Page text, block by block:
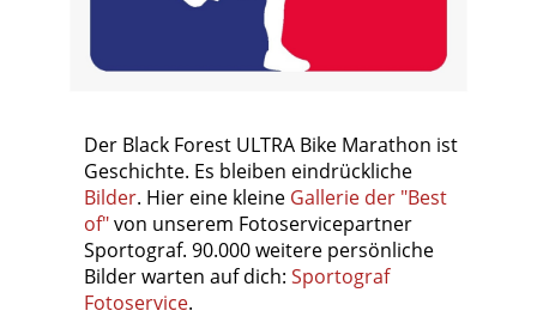
Der Black Forest ULTRA Bike Marathon ist
Geschichte. Es bleiben eindrückliche
Bilder. Hier eine kleine Gallerie der "Best
of"von unserem Fotoservicepartner
Sportograf. 90.000 weitere persönliche
Bilder warten auf dich: Sportograf
Fotoservice.